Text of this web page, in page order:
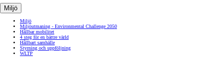
Miljö
Miljö
Miljöutmaning - Environmental Challenge 2050
Hållbar mobilitet
4 steg för en bättre värld
Hållbart samhälle
Styrning och uppföljning
WLTP